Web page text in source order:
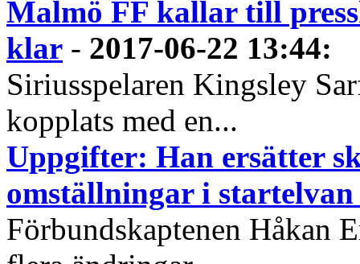
Malmö FF kallar till
klar - 2017-06-22 13:44:
Siriusspelaren Kingsley
kopplats med en...
Uppgifter: Han ersätter
omställningar i
Förbundskaptenen Håkan